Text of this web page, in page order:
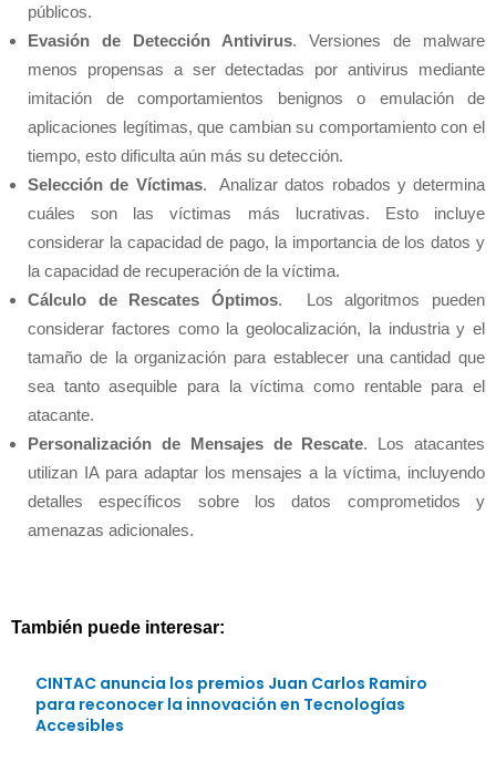
públicos.
Evasión de Detección Antivirus. Versiones de malware
menos propensas a ser detectadas por antivirus mediante
imitación de comportamientos benignos o emulación de
aplicaciones legítimas, que cambian su comportamiento con el
tiempo, esto dificulta aún más su detección.
Selección de Víctimas. Analizar datos robados y determina
cuáles son las víctimas más lucrativas. Esto incluye
considerar la capacidad de pago, la importancia de los datos y
la capacidad de recuperación de la víctima.
Cálculo de Rescates Óptimos. Los algoritmos pueden
considerar factores como la geolocalización, la industria y el
tamaño de la organización para establecer una cantidad que
sea tanto asequible para la víctima como rentable para el
atacante.
Personalización de Mensajes de Rescate. Los atacantes
utilizan IA para adaptar los mensajes a la víctima, incluyendo
detalles específicos sobre los datos comprometidos y
amenazas adicionales.
También puede interesar:
CINTAC anuncia los premios Juan Carlos Ramiro
para reconocer la innovación en Tecnologías
Accesibles